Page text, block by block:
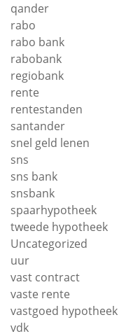
qander
rabo
rabo bank
rabobank
regiobank
rente
rentestanden
santander
snel geld lenen
sns
sns bank
snsbank
spaarhypotheek
tweede hypotheek
Uncategorized
uur
vast contract
vaste rente
vastgoed hypotheek
vdk